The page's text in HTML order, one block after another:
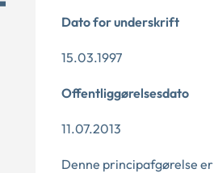
Dato for underskrift
15.03.1997
Offentliggørelsesdato
11.07.2013
Denne principafgørelse er